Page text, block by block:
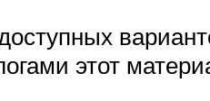
этот